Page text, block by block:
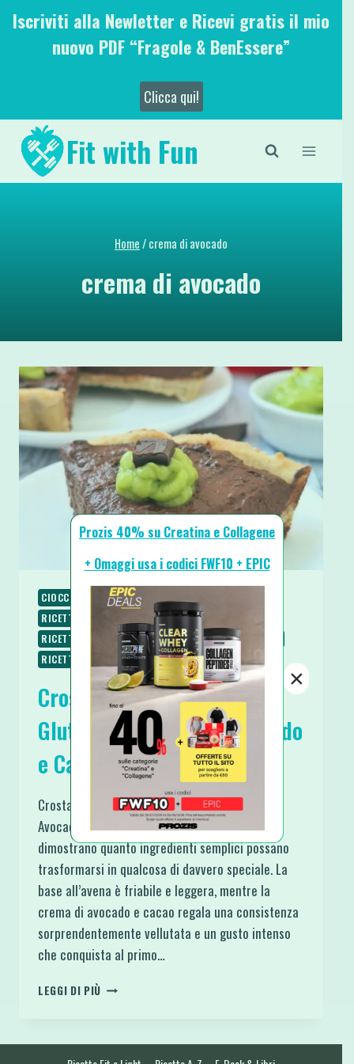
SaltaIscriviti alla Newletter e Ricevi gratis il mio
nuovo PDF “Fragole & BenEssere”
Clicca qui!
Fit with Fun
Home/crema di avocado
crema di avocado
CIOCCOLATO COLAZIONE
RICETTE
RICETTE DOLCI
RICETTE SENZA GLUTINE
RICETTE SENZA ZUCCHERO
RICETTE VEGETARIANE
SPUNTINI E SNACKS
Crostata di Avena Senza
Glutine con Crema di Avocado
e Cacao
Crostata di Avena Senza Glutine con Crema di
Avocado e Cacao è una di quelle ricette che
dimostrano quanto ingredienti semplici possano
trasformarsi in qualcosa di davvero speciale. La
base all’avena è friabile e leggera, mentre la
crema di avocado e cacao regala una consistenza
sorprendentemente vellutata e un gusto intenso
che conquista al primo…
LEGGI DI PIÙ CROSTATA
Prozis 40% su Creatina e Collagene
+ Omaggi usa i codici FWF10 + EPIC
×